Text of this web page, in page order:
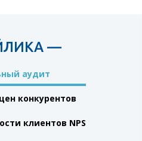
—
аудит
конкурентов
клиентов NPS